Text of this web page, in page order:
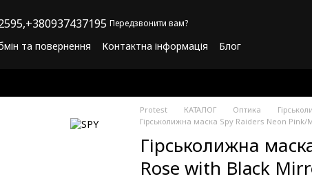
+380937437195 Передзвонити вам?
та повернення Контактна інформація
Блог
Protest КАТАЛОГ Оптика
Гірськолижна маска Spy Raiders Neon
Гірськолижна
Rose with Black